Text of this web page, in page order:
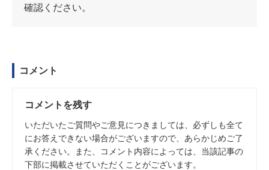
確認ください。
コメント
コメントを残す
いただいたご質問やご意見につきましては、必ずしも全て
にお答えできない場合がございますので、あらかじめご了
承ください。また、コメント内容によっては、当該記事の
下部に掲載させていただくことがございます。